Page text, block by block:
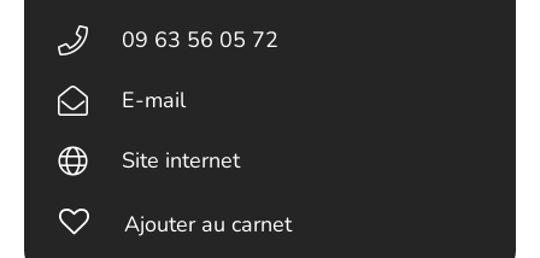
09 63 56 05 72
E-mail
Site internet
Ajouter au carnet